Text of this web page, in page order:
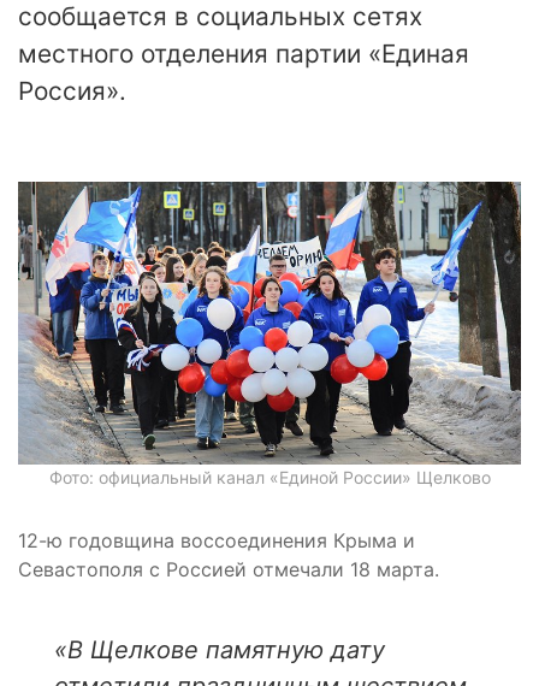
сообщается в социальных сетях
местного отделения партии «Единая
Россия».
Фото: официальный канал «Единой России» Щелково
12-ю годовщина воссоединения Крыма и
Севастополя с Россией отмечали 18 марта.
«В Щелкове памятную дату